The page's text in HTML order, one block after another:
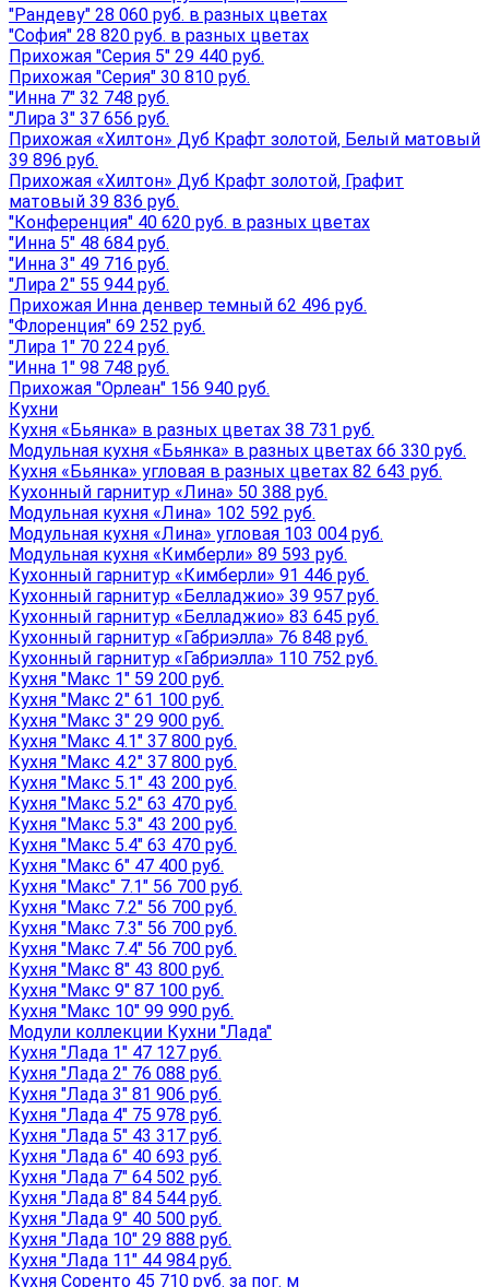
"Рандеву" 28 060 руб. в разных цветах
"София" 28 820 руб. в разных цветах
Прихожая "Серия 5" 29 440 руб.
Прихожая "Серия" 30 810 руб.
"Инна 7" 32 748 руб.
"Лира 3" 37 656 руб.
Прихожая «Хилтон» Дуб Крафт золотой, Белый матовый
39 896 руб.
Прихожая «Хилтон» Дуб Крафт золотой, Графит
матовый 39 836 руб.
"Конференция" 40 620 руб. в разных цветах
"Инна 5" 48 684 руб.
"Инна 3" 49 716 руб.
"Лира 2" 55 944 руб.
Прихожая Инна денвер темный 62 496 руб.
"Флоренция" 69 252 руб.
"Лира 1" 70 224 руб.
"Инна 1" 98 748 руб.
Прихожая "Орлеан" 156 940 руб.
Кухни
Кухня «Бьянка» в разных цветах 38 731 руб.
Модульная кухня «Бьянка» в разных цветах 66 330 руб.
Кухня «Бьянка» угловая в разных цветах 82 643 руб.
Кухонный гарнитур «Лина» 50 388 руб.
Модульная кухня «Лина» 102 592 руб.
Модульная кухня «Лина» угловая 103 004 руб.
Модульная кухня «Кимберли» 89 593 руб.
Кухонный гарнитур «Кимберли» 91 446 руб.
Кухонный гарнитур «Белладжио» 39 957 руб.
Кухонный гарнитур «Белладжио» 83 645 руб.
Кухонный гарнитур «Габриэлла» 76 848 руб.
Кухонный гарнитур «Габриэлла» 110 752 руб.
Кухня "Макс 1" 59 200 руб.
Кухня "Макс 2" 61 100 руб.
Кухня "Макс 3" 29 900 руб.
Кухня "Макс 4.1" 37 800 руб.
Кухня "Макс 4.2" 37 800 руб.
Кухня "Макс 5.1" 43 200 руб.
Кухня "Макс 5.2" 63 470 руб.
Кухня "Макс 5.3" 43 200 руб.
Кухня "Макс 5.4" 63 470 руб.
Кухня "Макс 6" 47 400 руб.
Кухня "Макс" 7.1" 56 700 руб.
Кухня "Макс 7.2" 56 700 руб.
Кухня "Макс 7.3" 56 700 руб.
Кухня "Макс 7.4" 56 700 руб.
Кухня "Макс 8" 43 800 руб.
Кухня "Макс 9" 87 100 руб.
Кухня "Макс 10" 99 990 руб.
Модули коллекции Кухни "Лада"
Кухня "Лада 1" 47 127 руб.
Кухня "Лада 2" 76 088 руб.
Кухня "Лада 3" 81 906 руб.
Кухня "Лада 4" 75 978 руб.
Кухня "Лада 5" 43 317 руб.
Кухня "Лада 6" 40 693 руб.
Кухня "Лада 7" 64 502 руб.
Кухня "Лада 8" 84 544 руб.
Кухня "Лада 9" 40 500 руб.
Кухня "Лада 10" 29 888 руб.
Кухня "Лада 11" 44 984 руб.
Кухня Соренто 45 710 руб. за пог. м